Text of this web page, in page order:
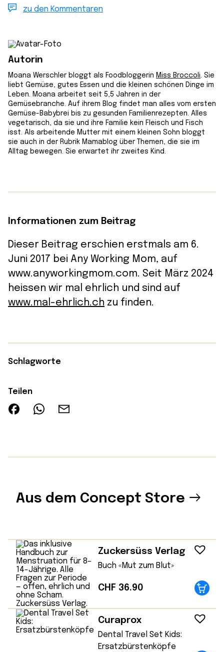
zu den Kommentaren
Autorin
Moana Werschler bloggt als Foodbloggerin Miss Broccoli. Sie
liebt Gemüse, gutes Essen und die kleinen schönen Dinge im
Leben. Moana arbeitet seit 5,5 Jahren in der
Gemüsebranche. Auf ihrem Blog findet man alles vom ersten
Gemüse-Babybrei bis zu gesunden Familienrezepten. Alles
vegetarisch, da sie und ihre Familie kein Fleisch und Fisch
isst. Als arbeitende Mutter mit einem kleinen Sohn bloggt
sie auch in der Rubrik Mamablog über Themen, die sie im
Alltag bewegen. Sie erwartet ihr zweites Kind.
Informationen zum Beitrag
Dieser Beitrag erschien erstmals am 6.
Juni 2017 bei Any Working Mom, auf
www.anyworkingmom.com. Seit März 2024
heissen wir mal ehrlich und sind auf
www.mal-ehrlich.ch zu finden.
Schlagworte
Teilen
Aus dem Concept Store
Zuckersüss Verlag
Buch «Mut zum Blut»
CHF 36.90
Curaprox
Dental Travel Set Kids:
Ersatzbürstenköpfe